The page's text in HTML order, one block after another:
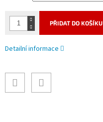
PŘIDAT DO KOŠÍKU
Detailní informace